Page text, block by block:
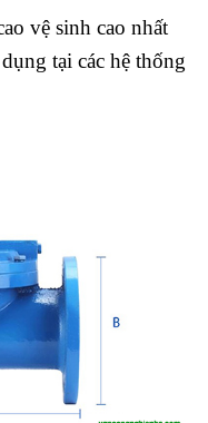
vệ sinh cao nhất
tại các hệ thống